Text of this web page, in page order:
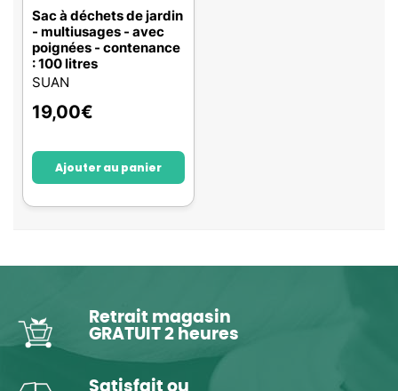
Sac à déchets de jardin
- multiusages - avec
poignées - contenance
: 100 litres
SUAN
19,00€
Ajouter au panier
Retrait magasin
GRATUIT 2 heures
Satisfait ou